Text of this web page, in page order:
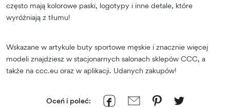
często mają kolorowe paski, logotypy i inne detale, które
wyróżniają z tłumu!
Wskazane w artykule buty sportowe męskie i znacznie więcej
modeli znajdziesz w stacjonarnych salonach sklepów CCC, a
także na ccc.eu oraz w aplikacji. Udanych zakupów!
Oceń i poleć: